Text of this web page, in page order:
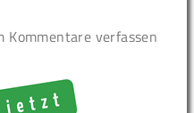
Kommentare verfassen